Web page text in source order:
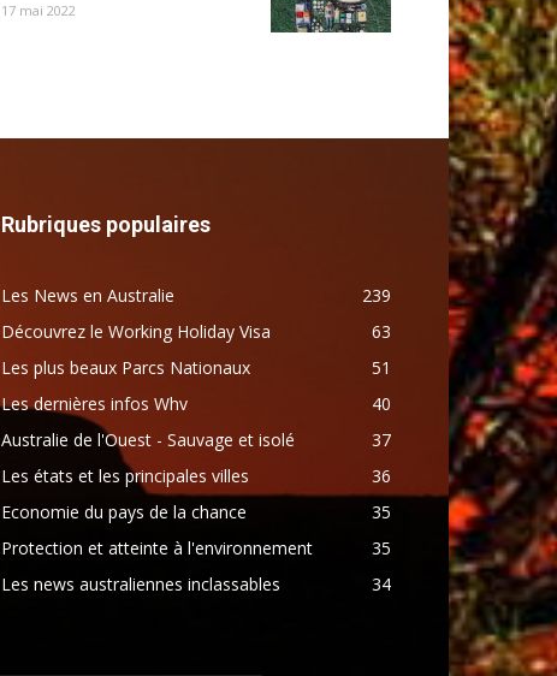
17 mai 2022
Rubriques populaires
Les News en Australie
239
Découvrez le Working Holiday Visa
63
Les plus beaux Parcs Nationaux
51
Les dernières infos Whv
40
Australie de l'Ouest - Sauvage et isolé
37
Les états et les principales villes
36
Economie du pays de la chance
35
Protection et atteinte à l'environnement
35
Les news australiennes inclassables
34